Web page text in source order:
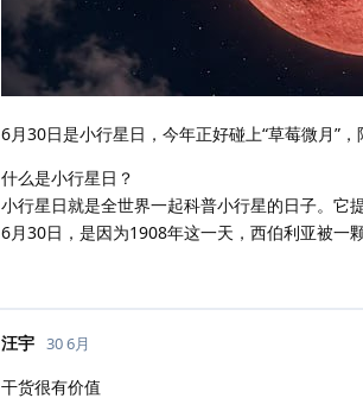
6月30日是小行星日，今年正好碰上“草莓微月”
什么是小行星日？
小行星日就是全世界一起科普小行星的日子。它
6月30日，是因为1908年这一天，西伯利亚被一
汪宇 30 6月
干货很有价值